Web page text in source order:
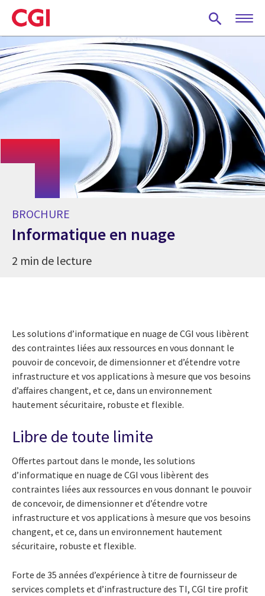
Skip
to
main
content
BROCHURE
Informatique en nuage
2 min de lecture
Les solutions d’informatique en nuage de CGI vous libèrent
des contraintes liées aux ressources en vous donnant le
pouvoir de concevoir, de dimensionner et d’étendre votre
infrastructure et vos applications à mesure que vos besoins
d’affaires changent, et ce, dans un environnement
hautement sécuritaire, robuste et flexible.
Libre de toute limite
Offertes partout dans le monde, les solutions
d’informatique en nuage de CGI vous libèrent des
contraintes liées aux ressources en vous donnant le pouvoir
de concevoir, de dimensionner et d’étendre votre
infrastructure et vos applications à mesure que vos besoins
changent, et ce, dans un environnement hautement
sécuritaire, robuste et flexible.
Forte de 35 années d’expérience à titre de fournisseur de
services complets et d’infrastructure des TI, CGI tire profit